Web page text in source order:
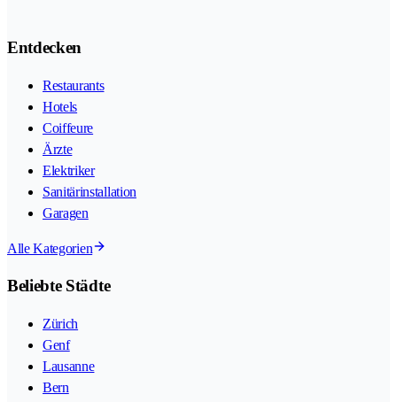
Entdecken
Restaurants
Hotels
Coiffeure
Ärzte
Elektriker
Sanitärinstallation
Garagen
Alle Kategorien
Beliebte Städte
Zürich
Genf
Lausanne
Bern